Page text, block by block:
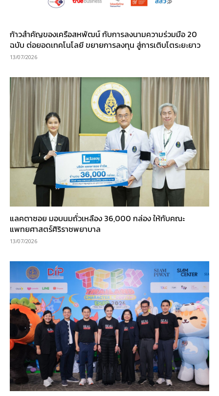
ก้าวสำคัญของเครือสหพัฒน์ กับการลงนามความร่วมมือ 20
ฉบับ ต่อยอดเทคโนโลยี ขยายการลงทุน สู่การเติบโตระยะยาว
13/07/2026
แลคตาซอย มอบนมถั่วเหลือง 36,000 กล่อง ให้กับคณะ
แพทยศาสตร์ศิริราชพยาบาล
13/07/2026